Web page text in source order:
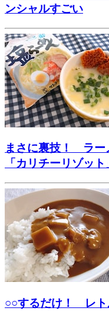
ンシャルすごい
まさに裏技！ ラー
「カリチーリゾッ
○○するだけ！ レト